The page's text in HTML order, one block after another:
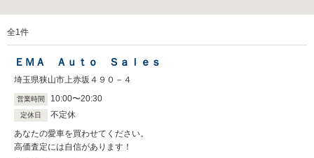
全1件
ＥＭＡ Ａｕｔｏ Ｓａｌｅｓ
埼玉県狭山市上赤坂４９０－４
営業時間 10:00〜20:30
定休日
不定休
あなたの愛車を買わせてください。
高価査定には自信があります！